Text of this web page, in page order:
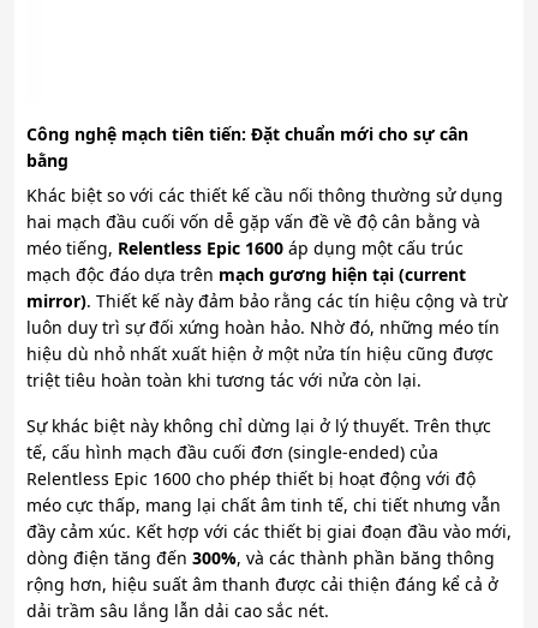
Công nghệ mạch tiên tiến: Đặt chuẩn mới cho sự cân
bằng
Khác biệt so với các thiết kế cầu nối thông thường sử dụng
hai mạch đầu cuối vốn dễ gặp vấn đề về độ cân bằng và
méo tiếng, Relentless Epic 1600 áp dụng một cấu trúc
mạch độc đáo dựa trên mạch gương hiện tại (current
mirror). Thiết kế này đảm bảo rằng các tín hiệu cộng và trừ
luôn duy trì sự đối xứng hoàn hảo. Nhờ đó, những méo tín
hiệu dù nhỏ nhất xuất hiện ở một nửa tín hiệu cũng được
triệt tiêu hoàn toàn khi tương tác với nửa còn lại.
Sự khác biệt này không chỉ dừng lại ở lý thuyết. Trên thực
tế, cấu hình mạch đầu cuối đơn (single-ended) của
Relentless Epic 1600 cho phép thiết bị hoạt động với độ
méo cực thấp, mang lại chất âm tinh tế, chi tiết nhưng vẫn
đầy cảm xúc. Kết hợp với các thiết bị giai đoạn đầu vào mới,
dòng điện tăng đến 300%, và các thành phần băng thông
rộng hơn, hiệu suất âm thanh được cải thiện đáng kể cả ở
dải trầm sâu lắng lẫn dải cao sắc nét.